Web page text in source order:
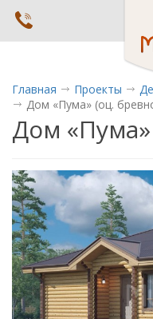
Главная Проекты
Дом «Пума» (оц.
Дом